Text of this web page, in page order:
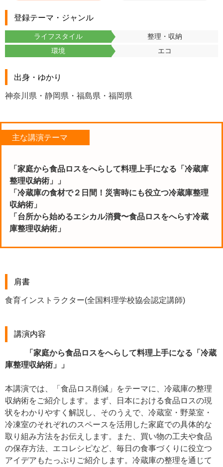
登録テーマ・ジャンル
ライフスタイル
整理・収納
環境
エコ
出身・ゆかり
神奈川県・静岡県・福島県・福岡県
主な講演テーマ
「家庭から食品ロスをへらして料理上手になる「冷蔵庫
整理収納術」」
「冷蔵庫の食材で２日間！災害時にも役立つ冷蔵庫整理
収納術」
「台所から始めるエシカル消費〜食品ロスをへらす冷蔵
庫整理収納術」
肩書
食育インストラクター(全国料理学校協会認定講師)
講演内容
「家庭から食品ロスをへらして料理上手になる「冷蔵
庫整理収納術」」
本講演では、「食品ロス削減」をテーマに、冷蔵庫の整理
収納術をご紹介します。まず、日本における食品ロスの現
状をわかりやすく解説し、そのうえで、冷蔵室・野菜室・
冷凍室のそれぞれのスペースを活用した家庭での具体的な
取り組み方法をお伝えします。また、買い物の工夫や食品
の保存方法、エコレシピなど、毎日の食事づくりに役立つ
アイデアもたっぷりご紹介します。冷蔵庫の整理を通じて